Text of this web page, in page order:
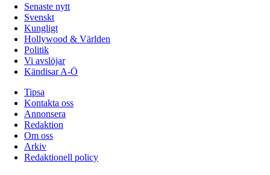
Senaste nytt
Svenskt
Kungligt
Hollywood & Världen
Politik
Vi avslöjar
Kändisar A-Ö
Tipsa
Kontakta oss
Annonsera
Redaktion
Om oss
Arkiv
Redaktionell policy